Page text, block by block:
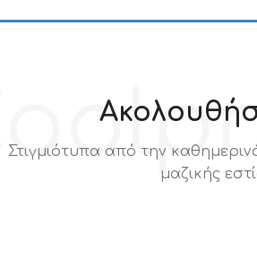
Στιγμιότυπα από την
μαζικής